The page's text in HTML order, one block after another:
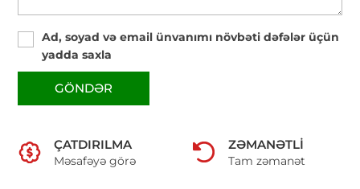
Ad, soyad və email ünvanımı növbəti dəfələr üçün
yadda saxla
GÖNDƏR
ÇATDIRILMA
Məsafəyə görə
ZƏMANƏTLI
Tam zəmanət